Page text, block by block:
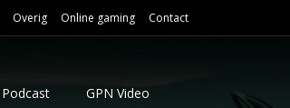
Overig Online gaming Contact
Podcast GPN Video